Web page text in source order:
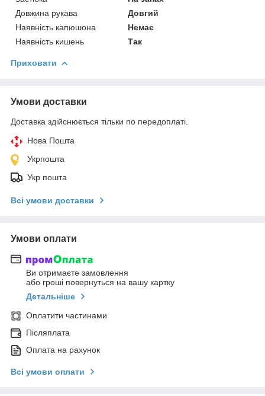
Довжина рукава
Довгий
Наявність капюшона
Немає
Наявність кишень
Так
Приховати
Умови доставки
Доставка здійснюється тільки по передоплаті.
Нова Пошта
Укрпошта
Укр пошта
Всі умови доставки
Умови оплати
Ви отримаєте замовлення
або гроші повернуться на вашу картку
Детальніше
Оплатити частинами
Післяплата
Оплата на рахунок
Всі умови оплати